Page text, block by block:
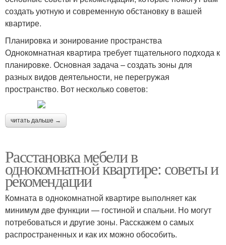
создать уютную и современную обстановку в вашей
квартире.
Планировка и зонирование пространства
Однокомнатная квартира требует тщательного подхода к
планировке. Основная задача – создать зоны для
разных видов деятельности, не перегружая
пространство. Вот несколько советов:
читать дальше →
Расстановка мебели в
однокомнатной квартире: советы и
рекомендации
Комната в однокомнатной квартире выполняет как
минимум две функции — гостиной и спальни. Но могут
потребоваться и другие зоны. Расскажем о самых
распространенных и как их можно обособить.